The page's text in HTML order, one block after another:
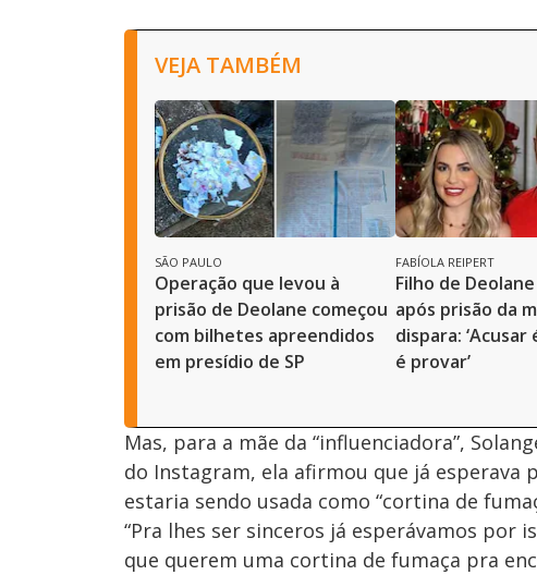
i
VEJA TAMBÉM
SÃO PAULO
Operação que levou à
prisão de Deolane começou
com bilhetes apreendidos
em presídio de SP
FABÍOLA REIPERT
Filho de
após prisão da
dispara:
é provar’
Mas, para a mãe da “influenciadora”,
do Instagram, ela afirmou que já esperava
estaria sendo usada como “cortina de
“Pra lhes ser sinceros já esperávamos por
que querem uma cortina de fumaça pra